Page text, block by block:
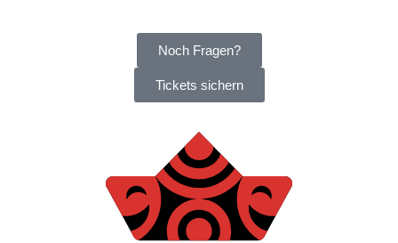
Noch Fragen?
Tickets sichern